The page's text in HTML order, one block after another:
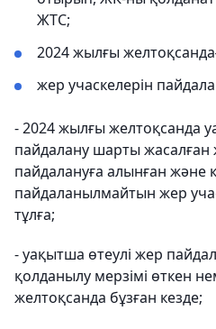
ЖТС;
2024 жылғы
жер учаскелерін
- 2024 жылғы желтоқсанда
пайдалану шарты жасалған
пайдалануға алынған және
пайдаланылмайтын жер
тұлға;
- уақытша өтеулі жер
қолданылу мерзімі өткен
желтоқсанда бұзған кезде;